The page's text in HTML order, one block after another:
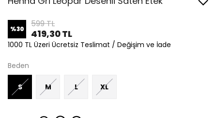
%30 599 TL
419,30 TL
1000 TL Üzeri Ücretsiz Teslimat / Değişim ve İade
Beden
S M L XL